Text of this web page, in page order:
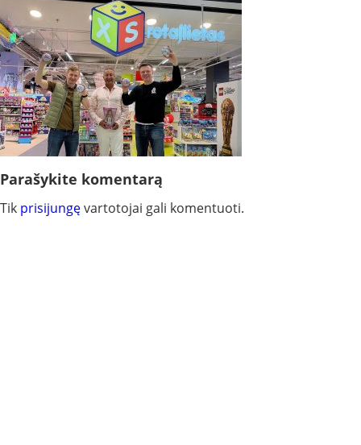
Parašykite komentarą
Tik prisijungęvartotojai gali komentuoti.